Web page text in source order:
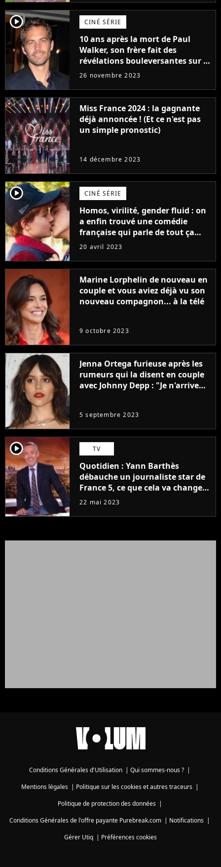
player2 CINÉ SÉRIE
10 ans après la mort de Paul
Walker, son frère fait des
révélations bouleversantes sur la
réaction des acteurs de Fast and
26 novembre 2023
Miss France 2024 : la gagnante
déjà annoncée ! (Et ce n'est pas
un simple pronostic)
14 décembre 2023
player2 CINÉ SÉRIE
Homos, virilité, gender fluid : on
a enfin trouvé une comédie
française qui parle de tout ça
sans être super ringarde
20 avril 2023
Marine Lorphelin de nouveau en
couple et vous aviez déjà vu son
nouveau compagnon... à la télé
9 octobre 2023
Jenna Ortega furieuse après les
rumeurs qui la disent en couple
avec Johnny Depp : "Je n'arrive
5 septembre 2023
player2 TV
Quotidien : Yann Barthès
débauche un journaliste star de
France 5, ce que cela va changer
à la rentrée
22 mai 2023
Conditions Générales d'Utilisation | Qui sommes-nous ? |
Mentions légales| Politique sur les cookies et autres traceurs|
Politique de protection des données|
Conditions Générales de l'offre payante Purebreak.com | Notifications |
Gérer Utiq | Préférences cookies